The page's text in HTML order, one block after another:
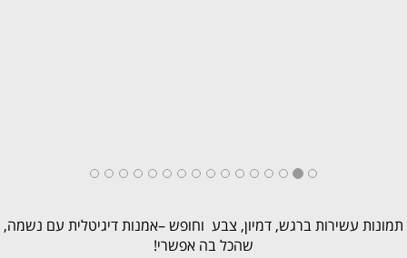
תמונות עשירות ברגש, דמיון, צבע וחופש –אמנות דיגיטלית עם נשמה,
שהכל בה אפשרי!